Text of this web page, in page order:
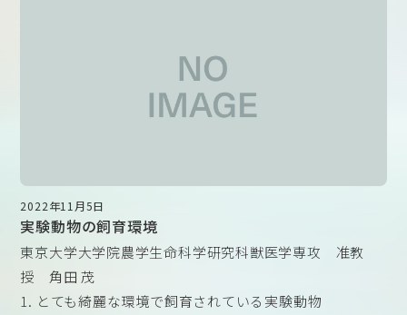
2022年11月5日
実験動物の飼育環境
東京大学大学院農学生命科学研究科獣医学専攻 准教
授 角田 茂
1. とても綺麗な環境で飼育されている実験動物